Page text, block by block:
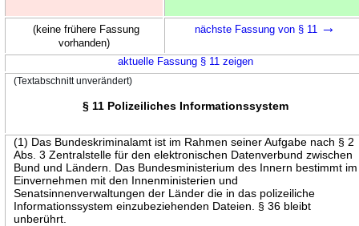
(keine frühere Fassung
vorhanden)
nächste Fassung von § 11 →
aktuelle Fassung § 11 zeigen
(Textabschnitt unverändert)
§ 11 Polizeiliches Informationssystem
(1) Das Bundeskriminalamt ist im Rahmen seiner Aufgabe nach § 2
Abs. 3 Zentralstelle für den elektronischen Datenverbund zwischen
Bund und Ländern. Das Bundesministerium des Innern bestimmt im
Einvernehmen mit den Innenministerien und
Senatsinnenverwaltungen der Länder die in das polizeiliche
Informationssystem einzubeziehenden Dateien. § 36 bleibt
unberührt.